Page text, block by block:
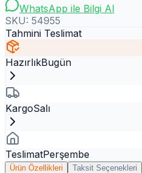
WhatsApp ile Bilgi Al
SKU: 54955
Tahmini Teslimat
HazırlıkBugün
KargoSalı
TeslimatPerşembe
Ürün Özellikleri Taksit Seçenekleri